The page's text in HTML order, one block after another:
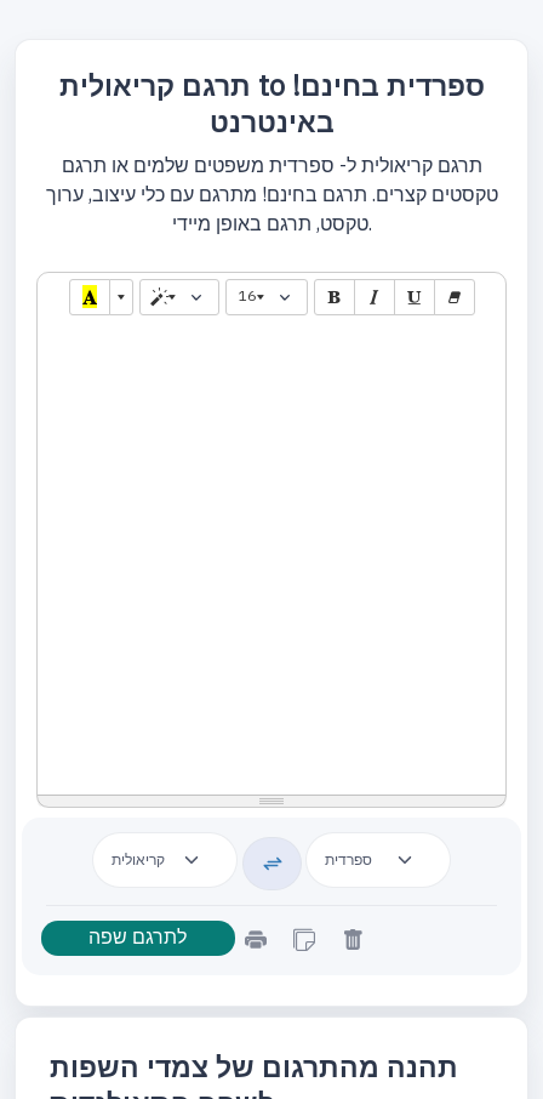
תרגם קריאולית to ספרדית בחינם!
באינטרנט
תרגם קריאולית ל- ספרדית משפטים שלמים או תרגם
טקסטים קצרים. תרגם בחינם! מתרגם עם כלי עיצוב, ערוך
טקסט, תרגם באופן מיידי.
16
תהנה מהתרגום של צמדי השפות